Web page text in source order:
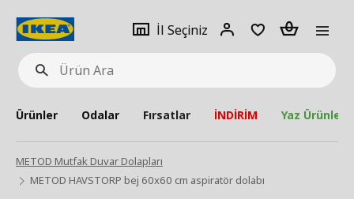
Ürün
Ara
İl Seçiniz
Giriş
Adet
Ürünler Odalar Fırsatlar İNDİRİM Yaz Ürünleri
METOD Mutfak Duvar Dolapları
METOD HAVSTORP bej 60x60 cm aspiratör dolabı